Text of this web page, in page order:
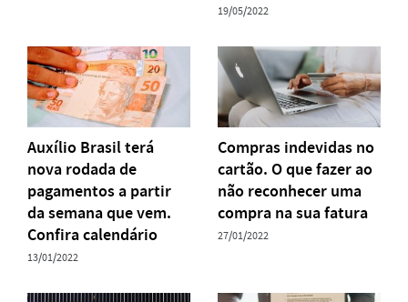
19/05/2022
Auxílio Brasil terá
nova rodada de
pagamentos a partir
da semana que vem.
Confira calendário
13/01/2022
Compras indevidas no
cartão. O que fazer ao
não reconhecer uma
compra na sua fatura
27/01/2022